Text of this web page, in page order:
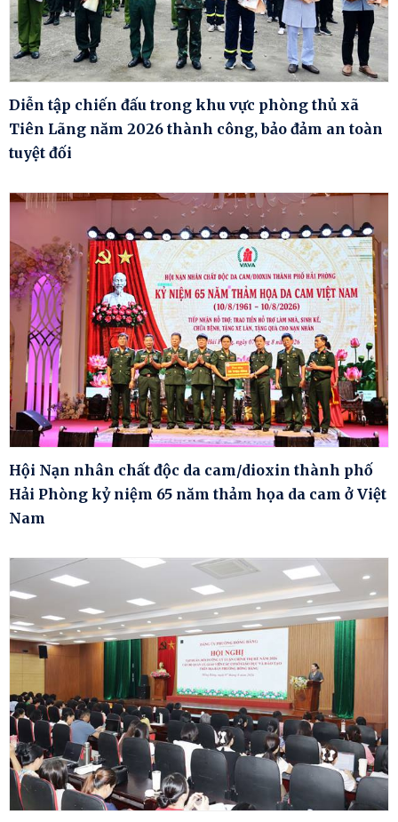
Diễn tập chiến đấu trong khu vực phòng thủ xã
Tiên Lãng năm 2026 thành công, bảo đảm an toàn
tuyệt đối
Hội Nạn nhân chất độc da cam/dioxin thành phố
Hải Phòng kỷ niệm 65 năm thảm họa da cam ở Việt
Nam